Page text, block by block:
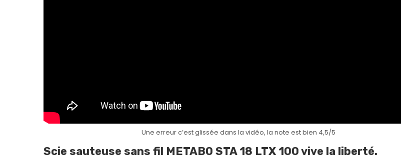
Une erreur c’est glissée dans la vidéo, la note est bien 4,5/5
Scie sauteuse sans fil METABO STA 18 LTX 100 vive la liberté.